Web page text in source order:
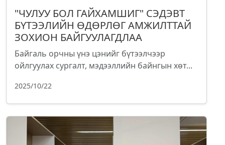
"ЧУЛУУ БОЛ ГАЙХАМШИГ" СЭДЭВТ
БҮТЭЭЛИЙН ӨДӨРЛӨГ АМЖИЛТТАЙ
ЗОХИОН БАЙГУУЛАГДЛАА
Байгаль орчны үнэ цэнийг бүтээлчээр
ойлгуулах сургалт, мэдээллийн байнгын хөт...
2025/10/22